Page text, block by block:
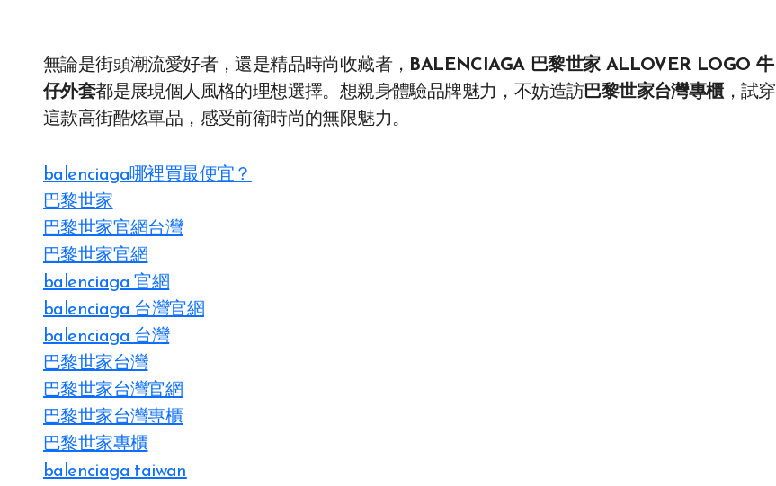
無論是街頭潮流愛好者，還是精品時尚收藏者， BALENCIAGA 巴黎世家 ALLOVER LOGO 牛
仔外套都是展現個人風格的理想選擇。想親身體驗品牌魅力，不妨造訪巴黎世家台灣專櫃，試穿
這款高街酷炫單品，感受前衛時尚的無限魅力。
balenciaga哪裡買最便宜？
巴黎世家
巴黎世家官網台灣
巴黎世家官網
balenciaga 官網
balenciaga 台灣官網
balenciaga 台灣
巴黎世家台灣
巴黎世家台灣官網
巴黎世家台灣專櫃
巴黎世家專櫃
balenciaga taiwan